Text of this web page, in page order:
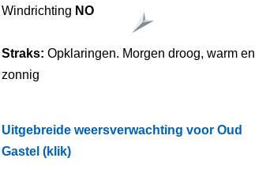
Windrichting NO
Straks: Opklaringen. Morgen droog, warm en
zonnig
Uitgebreide weersverwachting voor Oud
Gastel (klik)